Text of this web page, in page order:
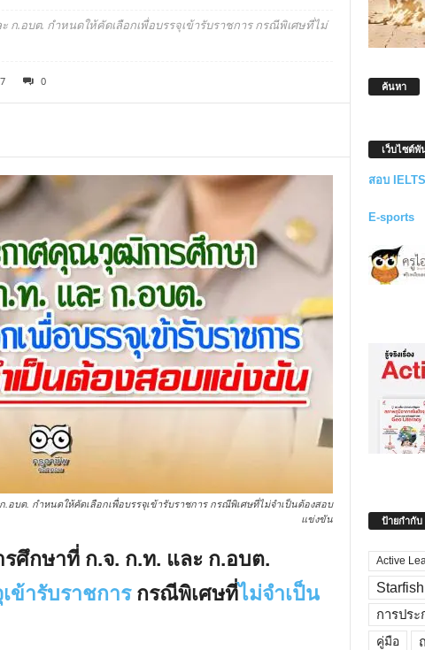
.อบต.​ กำหนดให้คัดเลือกเพื่อบรรจุ​เข้ารับราชการ กรณีพิเศษ​ที่ไม่
0
บต.​ กำหนดให้คัดเลือกเพื่อบรรจุ​เข้ารับราชการ กรณีพิเศษ​ที่ไม่จำเป็นต้องสอบ
แข่งขัน
ศึกษา​ที่​ ก.จ.​ ก.ท.​ และ​ ก.อบต.​
ข้ารับราชการกรณีพิเศษ​ที่ไม่จำเป็น
ค้นหา
เว็บไซต์พั
สอบ IELTS
E-sports
ป้ายกำกับ
Active
การประ
คู่มือ